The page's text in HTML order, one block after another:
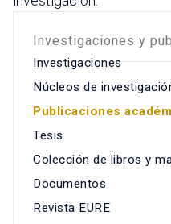
Investigaciones y
Investigaciones
Núcleos de
Publicaciones
Tesis
Colección de libros y
Documentos
Revista EURE